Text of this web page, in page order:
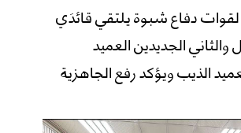
لقوات دفاع شبوة يلتقي قائدَي
والثاني الجديدين العميد
الذيب ويؤكد رفع الجاهزية